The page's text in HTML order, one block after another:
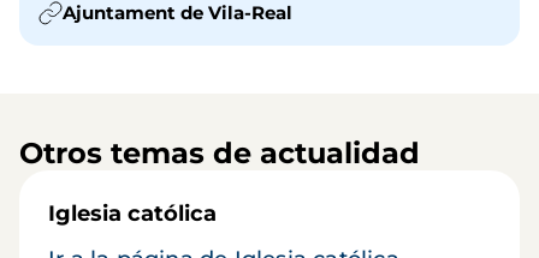
Ajuntament de Vila-Real
Otros temas de actualidad
Iglesia católica